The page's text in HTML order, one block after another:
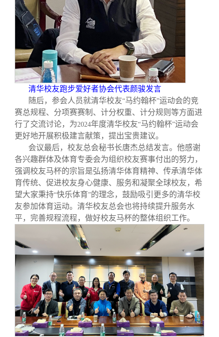
清华校友跑步爱好者协会代表颜骏发言
随后，参会人员就清华校友“马约翰杯”运动会的竞
赛总规程、分项赛赛制、计分权重、计分规则等方面进
行了交流讨论，为2024年度清华校友“马约翰杯”运动会
更好地开展积极建言献策，提出宝贵建议。
会议最后，校友总会秘书长唐杰总结发言。他感谢
各兴趣群体及体育专委会为组织校友赛事付出的努力，
强调校友马杯的宗旨是弘扬清华体育精神、传承清华体
育传统、促进校友身心健康、服务和凝聚全球校友，希
望大家秉持“快乐体育”的理念，鼓励吸引更多的清华校
友参加体育运动。清华校友总会也将持续提升服务水
平，完善规程流程，做好校友马杯的整体组织工作。